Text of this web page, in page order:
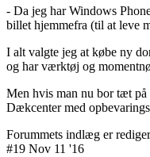
- Da jeg har Windows
billet hjemmefra (til at leve
I alt valgte jeg at købe ny
og har værktøj og
Men hvis man nu bor tæt
Dækcenter med
Forummets indlæg er
#19 Nov 11 '16